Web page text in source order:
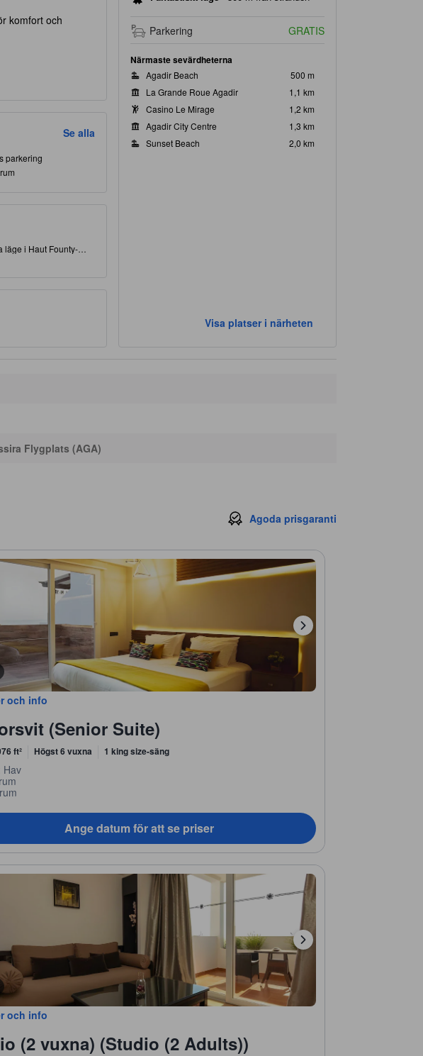
komfort och
Se alla
parkering
läge i Haut Founty-
detta
Parkering GRATIS
Närmaste sevärdheterna
Agadir Beach
500 m
La Grande Roue Agadir
1,1 km
Casino Le Mirage
1,2 km
Agadir City Centre
1,3 km
Sunset Beach
2,0 km
Visa platser i närheten
Flygplats (AGA)
Agoda prisgaranti
och info
(Senior Suite)
ft² Högst 6 vuxna 1 king size-säng
Hav
Ange datum för att se priser
och info
(2 vuxna) (Studio (2 Adults))